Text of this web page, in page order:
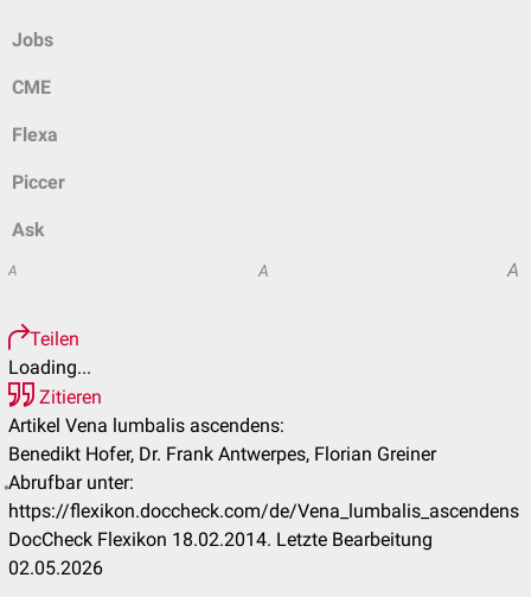
Jobs
CME
Flexa
Piccer
Ask
A A A
Teilen
Loading...
Zitieren
Artikel Vena lumbalis ascendens:
Benedikt Hofer, Dr. Frank Antwerpes, Florian Greiner
Abrufbar unter:
https://flexikon.doccheck.com/de/Vena_lumbalis_ascendens
DocCheck Flexikon 18.02.2014. Letzte Bearbeitung
02.05.2026